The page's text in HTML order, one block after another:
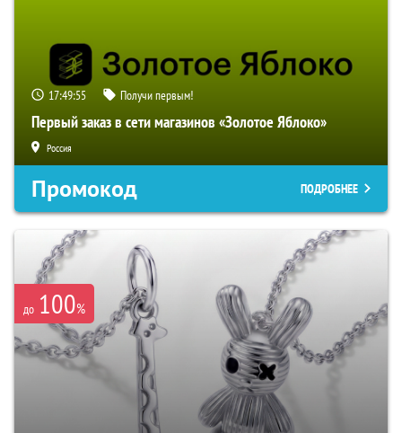
17:49:54 Получи первым!
Первый заказ в сети магазинов «Золотое Яблоко»
Россия
Промокод ПОДРОБНЕЕ
до 100%